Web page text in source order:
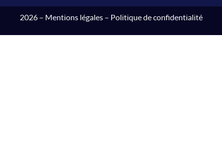
2026 – Mentions légales– Politique de confidentialité